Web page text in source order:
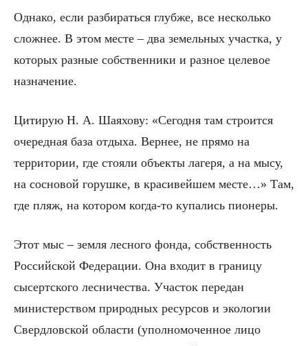
Однако, если разбираться глубже, все несколько
сложнее. В этом месте – два земельных участка, у
которых разные собственники и разное целевое
назначение.
Цитирую Н. А. Шаяхову: «Сегодня там строится
очередная база отдыха. Вернее, не прямо на
территории, где стояли объекты лагеря, а на мысу,
на сосновой горушке, в красивейшем месте…» Там,
где пляж, на котором когда-то купались пионеры.
Этот мыс – земля лесного фонда, собственность
Российской Федерации. Она входит в границу
сысертского лесничества. Участок передан
министерством природных ресурсов и экологии
Свердловской области (уполномоченное лицо